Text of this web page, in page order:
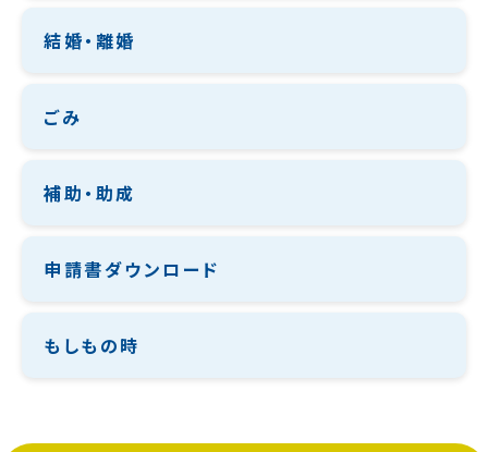
結婚・離婚
ごみ
補助・助成
申請書ダウンロード
もしもの時